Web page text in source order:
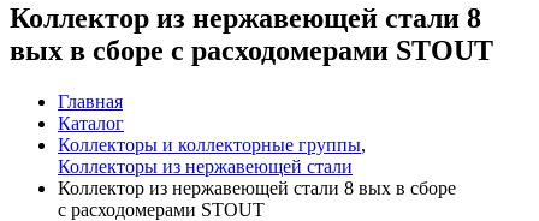
Коллектор из нержавеющей стали 8
вых в сборе с расходомерами STOUT
Главная
Каталог
Коллекторы и коллекторные группы,
Коллекторы из нержавеющей стали
Коллектор из нержавеющей стали 8 вых в сборе
с расходомерами STOUT